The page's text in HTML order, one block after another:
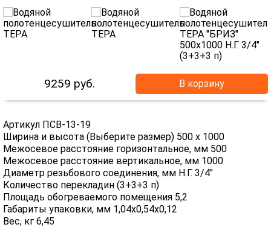
9259 руб. В корзину
Артикул ПСВ-13-19
Ширина и высота (Выберите размер) 500 х 1000
Межосевое расстояние горизонтальное, мм 500
Межосевое расстояние вертикальное, мм 1000
Диаметр резьбового соединения, мм Н.Г. 3/4"
Количество перекладин (3+3+3 п)
Площадь обогреваемого помещения 5,2
Габариты упаковки, мм 1,04х0,54х0,12
Вес, кг 6,45